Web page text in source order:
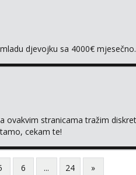
djevojku sa 4000€
ovakvim stranicama tražim
cekam te!
6 ... 24 »